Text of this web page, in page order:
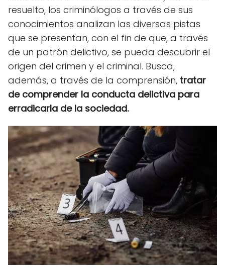
resuelto, los criminólogos a través de sus
conocimientos analizan las diversas pistas
que se presentan, con el fin de que, a través
de un patrón delictivo, se pueda descubrir el
origen del crimen y el criminal. Busca,
además, a través de la comprensión, tratar
de comprender la conducta delictiva para
erradicarla de la sociedad.